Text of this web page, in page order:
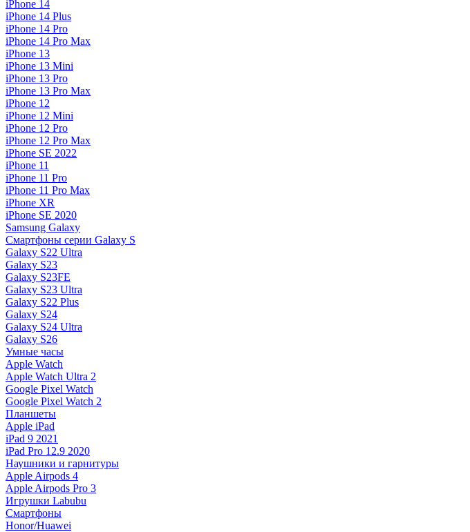
iPhone 14
iPhone 14 Plus
iPhone 14 Pro
iPhone 14 Pro Max
iPhone 13
iPhone 13 Mini
iPhone 13 Pro
iPhone 13 Pro Max
iPhone 12
iPhone 12 Mini
iPhone 12 Pro
iPhone 12 Pro Max
iPhone SE 2022
iPhone 11
iPhone 11 Pro
iPhone 11 Pro Max
iPhone XR
iPhone SE 2020
Samsung Galaxy
Смартфоны серии Galaxy S
Galaxy S22 Ultra
Galaxy S23
Galaxy S23FE
Galaxy S23 Ultra
Galaxy S22 Plus
Galaxy S24
Galaxy S24 Ultra
Galaxy S26
Умные часы
Apple Watch
Apple Watch Ultra 2
Google Pixel Watch
Google Pixel Watch 2
Планшеты
Apple iPad
iPad 9 2021
iPad Pro 12.9 2020
Наушники и гарнитуры
Apple Airpods 4
Apple Airpods Pro 3
Игрушки Labubu
Смартфоны
Honor/Huawei